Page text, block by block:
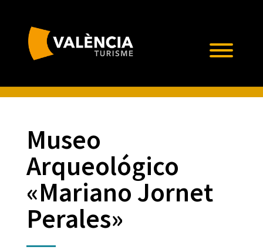
Museo
Arqueológico
«Mariano Jornet
Perales»